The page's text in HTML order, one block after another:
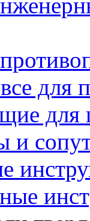
для
и